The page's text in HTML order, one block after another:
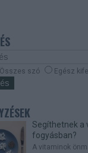
Összes szó Egész
Segíthetnek a
fogyásban?
A vitaminok